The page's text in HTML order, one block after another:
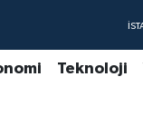
Teknoloji